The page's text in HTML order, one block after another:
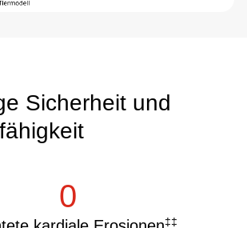
Sicherheit und
0
‡‡